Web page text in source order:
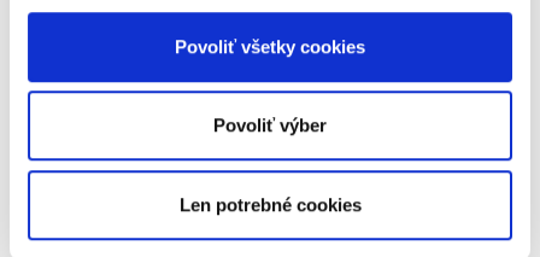
Povoliť všetky cookies
Povoliť výber
Len potrebné cookies
Vybrané
trestnoprocesné
aspekty výkonu
domovej prehliadky
a prehliadky iných
priestorov